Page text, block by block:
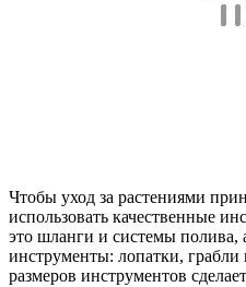
Чтобы уход за растениями
использовать качественные
это шланги и системы полива,
инструменты: лопатки, грабли
размеров инструментов